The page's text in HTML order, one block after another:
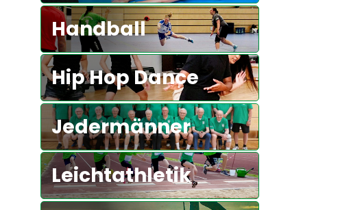
Handball
Hip Hop Dance
Jedermänner
Leichtathletik